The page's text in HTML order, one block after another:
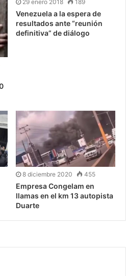
29 enero 2018 189
Venezuela a la espera de
resultados ante “reunión
definitiva” de diálogo
8 diciembre 2020 455
Empresa Congelam en
llamas en el km 13 autopista
Duarte